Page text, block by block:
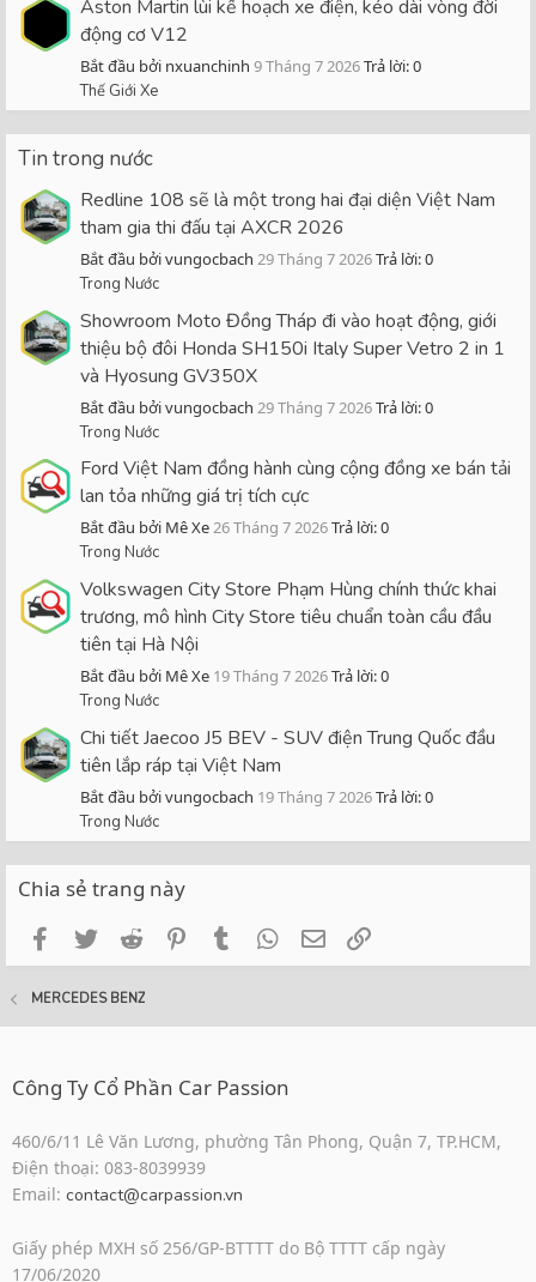
Aston Martin lùi kế hoạch xe điện, kéo dài vòng đời
động cơ V12
Bắt đầu bởi nxuanchinh 9 Tháng 7 2026Trả lời: 0
Thế Giới Xe
Tin trong nước
Redline 108 sẽ là một trong hai đại diện Việt Nam
tham gia thi đấu tại AXCR 2026
Bắt đầu bởi vungocbach 29 Tháng 7 2026Trả lời: 0
Trong Nước
Showroom Moto Đồng Tháp đi vào hoạt động, giới
thiệu bộ đôi Honda SH150i Italy Super Vetro 2 in 1
và Hyosung GV350X
Bắt đầu bởi vungocbach 29 Tháng 7 2026Trả lời: 0
Trong Nước
Ford Việt Nam đồng hành cùng cộng đồng xe bán tải
lan tỏa những giá trị tích cực
Bắt đầu bởi Mê Xe26 Tháng 7 2026Trả lời: 0
Trong Nước
Volkswagen City Store Phạm Hùng chính thức khai
trương, mô hình City Store tiêu chuẩn toàn cầu đầu
tiên tại Hà Nội
Bắt đầu bởi Mê Xe 19 Tháng 7 2026Trả lời: 0
Trong Nước
Chi tiết Jaecoo J5 BEV - SUV điện Trung Quốc đầu
tiên lắp ráp tại Việt Nam
Bắt đầu bởi vungocbach 19 Tháng 7 2026Trả lời: 0
Trong Nước
Chia sẻ trang này
FacebookTwitterReddit PinterestTumblrWhatsApp
Email
MERCEDES BENZ
Công Ty Cổ Phần Car Passion
460/6/11 Lê Văn Lương, phường Tân Phong, Quận 7, TP.HCM,
Điện thoại: 083-8039939
Email: contact@carpassion.vn
Giấy phép MXH số 256/GP-BTTTT do Bộ TTTT cấp ngày
17/06/2020